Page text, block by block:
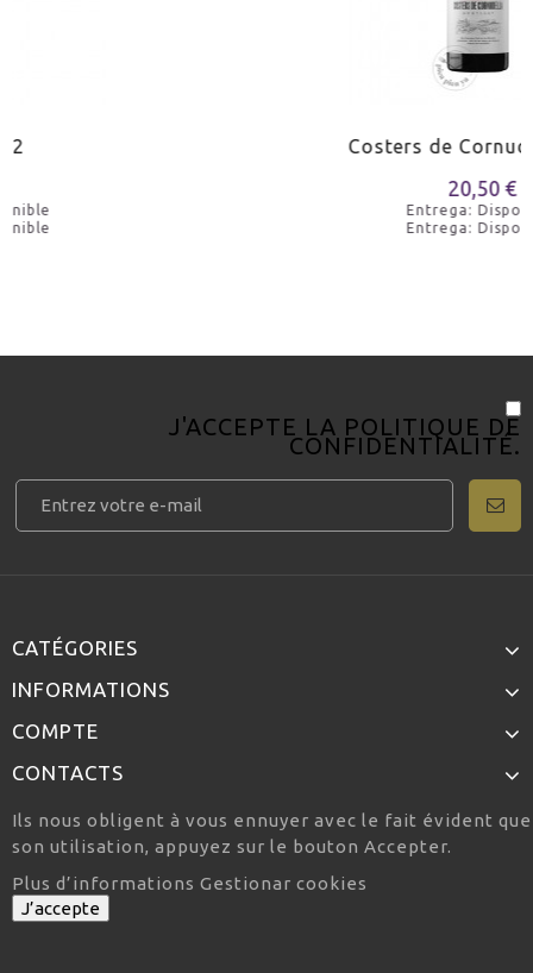
Costers de Cornudella 2020
J'ACCEPTE LA POLITIQUE DE
CONFIDENTIALITÉ.
CATÉGORIES
INFORMATIONS
COMPTE
CONTACTS
Ils nous obligent à vous ennuyer avec le fait évident
son utilisation, appuyez sur le bouton Accepter.
Plus d’informations Gestionar cookies
J’accepte